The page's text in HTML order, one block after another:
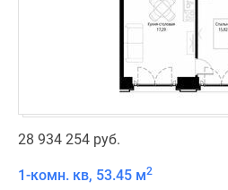
28 934 254 руб.
1-комн. кв, 53.45 м2